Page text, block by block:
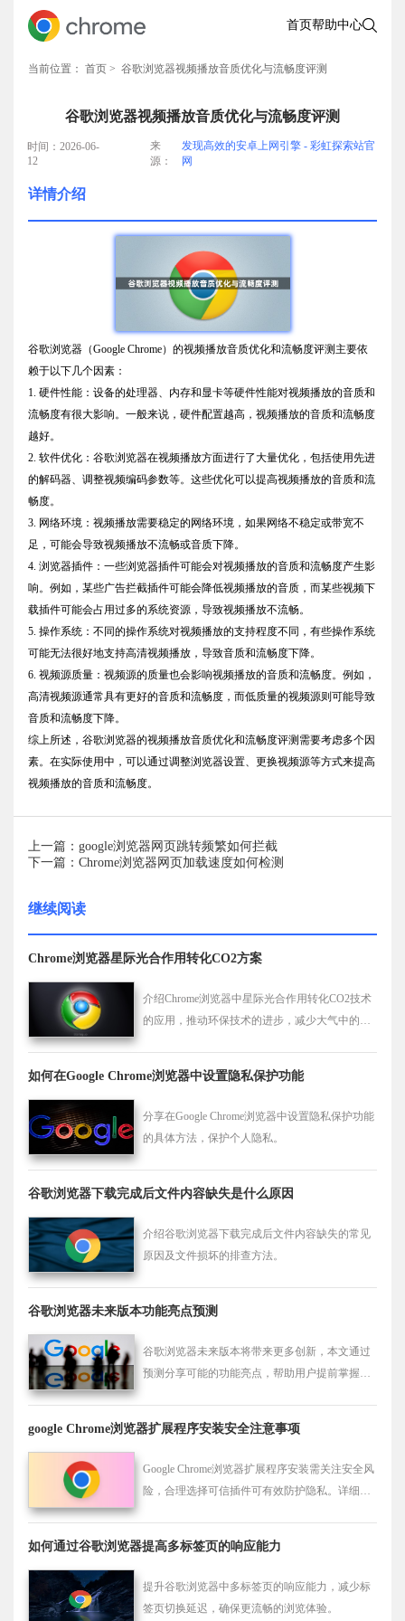
首页帮助中心
当前位置： 首页 > 谷歌浏览器视频播放音质优化与流畅度评测
谷歌浏览器视频播放音质优化与流畅度评测
时间：2026-06-
12
来
源：
发现高效的安卓上网引擎 - 彩虹探索站官
网
详情介绍
谷歌浏览器（Google Chrome）的视频播放音质优化和流畅度评测主要依
赖于以下几个因素：
1. 硬件性能：设备的处理器、内存和显卡等硬件性能对视频播放的音质和
流畅度有很大影响。一般来说，硬件配置越高，视频播放的音质和流畅度
越好。
2. 软件优化：谷歌浏览器在视频播放方面进行了大量优化，包括使用先进
的解码器、调整视频编码参数等。这些优化可以提高视频播放的音质和流
畅度。
3. 网络环境：视频播放需要稳定的网络环境，如果网络不稳定或带宽不
足，可能会导致视频播放不流畅或音质下降。
4. 浏览器插件：一些浏览器插件可能会对视频播放的音质和流畅度产生影
响。例如，某些广告拦截插件可能会降低视频播放的音质，而某些视频下
载插件可能会占用过多的系统资源，导致视频播放不流畅。
5. 操作系统：不同的操作系统对视频播放的支持程度不同，有些操作系统
可能无法很好地支持高清视频播放，导致音质和流畅度下降。
6. 视频源质量：视频源的质量也会影响视频播放的音质和流畅度。例如，
高清视频源通常具有更好的音质和流畅度，而低质量的视频源则可能导致
音质和流畅度下降。
综上所述，谷歌浏览器的视频播放音质优化和流畅度评测需要考虑多个因
素。在实际使用中，可以通过调整浏览器设置、更换视频源等方式来提高
视频播放的音质和流畅度。
上一篇：google浏览器网页跳转频繁如何拦截
下一篇：Chrome浏览器网页加载速度如何检测
继续阅读
Chrome浏览器星际光合作用转化CO2方案
介绍Chrome浏览器中星际光合作用转化CO2技术
的应用，推动环保技术的进步，减少大气中的二
如何在Google Chrome浏览器中设置隐私保护功能
分享在Google Chrome浏览器中设置隐私保护功能
的具体方法，保护个人隐私。
谷歌浏览器下载完成后文件内容缺失是什么原因
介绍谷歌浏览器下载完成后文件内容缺失的常见
原因及文件损坏的排查方法。
谷歌浏览器未来版本功能亮点预测
谷歌浏览器未来版本将带来更多创新，本文通过
预测分享可能的功能亮点，帮助用户提前掌握趋
google Chrome浏览器扩展程序安装安全注意事项
Google Chrome浏览器扩展程序安装需关注安全风
险，合理选择可信插件可有效防护隐私。详细说
如何通过谷歌浏览器提高多标签页的响应能力
提升谷歌浏览器中多标签页的响应能力，减少标
签页切换延迟，确保更流畅的浏览体验。